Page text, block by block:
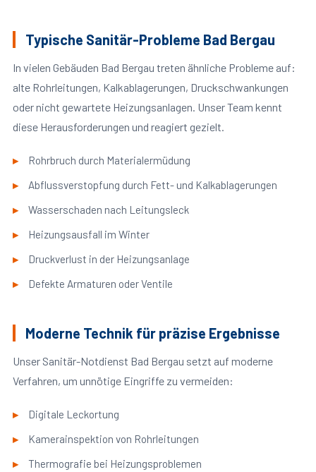
Typische Sanitär-Probleme Bad Bergau
In vielen Gebäuden Bad Bergau treten ähnliche Probleme auf:
alte Rohrleitungen, Kalkablagerungen, Druckschwankungen
oder nicht gewartete Heizungsanlagen. Unser Team kennt
diese Herausforderungen und reagiert gezielt.
Rohrbruch durch Materialermüdung
Abflussverstopfung durch Fett- und Kalkablagerungen
Wasserschaden nach Leitungsleck
Heizungsausfall im Winter
Druckverlust in der Heizungsanlage
Defekte Armaturen oder Ventile
Moderne Technik für präzise Ergebnisse
Unser Sanitär-Notdienst Bad Bergau setzt auf moderne
Verfahren, um unnötige Eingriffe zu vermeiden:
Digitale Leckortung
Kamerainspektion von Rohrleitungen
Thermografie bei Heizungsproblemen